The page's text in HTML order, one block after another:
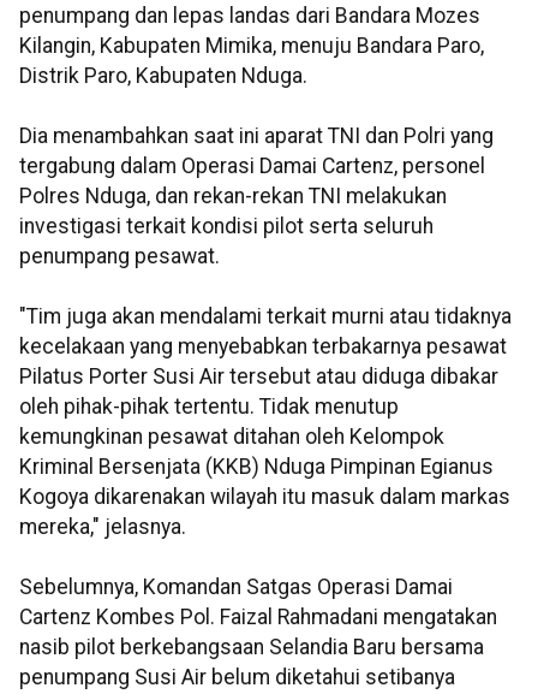
penumpang dan lepas landas dari Bandara Mozes
Kilangin, Kabupaten Mimika, menuju Bandara Paro,
Distrik Paro, Kabupaten Nduga.
Dia menambahkan saat ini aparat TNI dan Polri yang
tergabung dalam Operasi Damai Cartenz, personel
Polres Nduga, dan rekan-rekan TNI melakukan
investigasi terkait kondisi pilot serta seluruh
penumpang pesawat.
"Tim juga akan mendalami terkait murni atau tidaknya
kecelakaan yang menyebabkan terbakarnya pesawat
Pilatus Porter Susi Air tersebut atau diduga dibakar
oleh pihak-pihak tertentu. Tidak menutup
kemungkinan pesawat ditahan oleh Kelompok
Kriminal Bersenjata (KKB) Nduga Pimpinan Egianus
Kogoya dikarenakan wilayah itu masuk dalam markas
mereka," jelasnya.
Sebelumnya, Komandan Satgas Operasi Damai
Cartenz Kombes Pol. Faizal Rahmadani mengatakan
nasib pilot berkebangsaan Selandia Baru bersama
penumpang Susi Air belum diketahui setibanya